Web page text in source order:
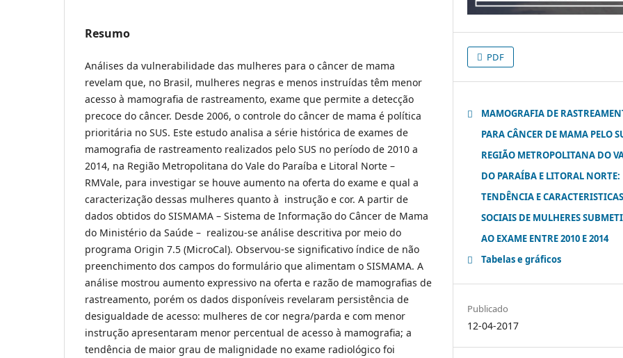
Resumo
Análises da vulnerabilidade das mulheres para o câncer de mama
revelam que, no Brasil, mulheres negras e menos instruídas têm menor
acesso à mamografia de rastreamento, exame que permite a detecção
precoce do câncer. Desde 2006, o controle do câncer de mama é política
prioritária no SUS. Este estudo analisa a série histórica de exames de
mamografia de rastreamento realizados pelo SUS no período de 2010 a
2014, na Região Metropolitana do Vale do Paraíba e Litoral Norte –
RMVale, para investigar se houve aumento na oferta do exame e qual a
caracterização dessas mulheres quanto à instrução e cor. A partir de
dados obtidos do SISMAMA – Sistema de Informação do Câncer de Mama
do Ministério da Saúde – realizou-se análise descritiva por meio do
programa Origin 7.5 (MicroCal). Observou-se significativo índice de não
preenchimento dos campos do formulário que alimentam o SISMAMA. A
análise mostrou aumento expressivo na oferta e razão de mamografias de
rastreamento, porém os dados disponíveis revelaram persistência de
desigualdade de acesso: mulheres de cor negra/parda e com menor
instrução apresentaram menor percentual de acesso à mamografia; a
tendência de maior grau de malignidade no exame radiológico foi
PDF
MAMOGRAFIA DE
PARA CÂNCER DE MAMA PELO
REGIÃO METROPOLITANA DO
DO PARAÍBA E LITORAL NORTE:
TENDÊNCIA E CARACTERISTICAS
SOCIAIS DE MULHERES
AO EXAME ENTRE 2010 E 2014
Tabelas e gráficos
Publicado
12-04-2017